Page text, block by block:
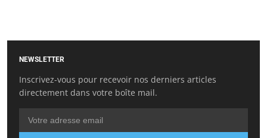
NEWSLETTER
Inscrivez-vous pour recevoir nos derniers articles
directement dans votre boîte mail.